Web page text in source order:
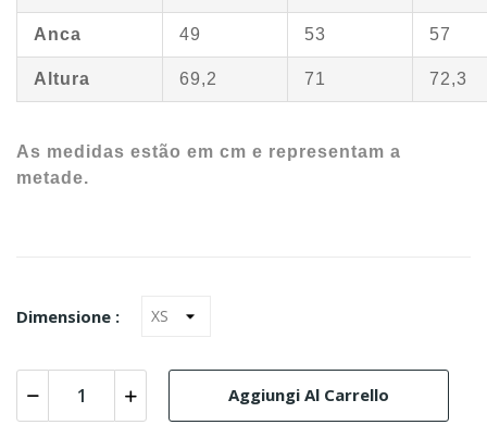
Anca 49 53 57
Altura 69,2 71 72,3
As medidas estão em cm e representam a
metade.
Dimensione :
Aggiungi Al Carrello